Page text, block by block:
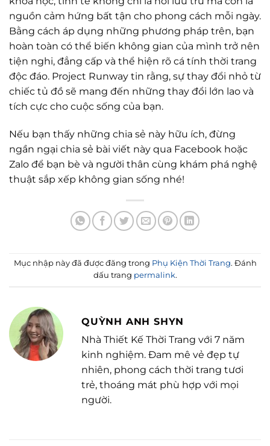
nguồn cảm hứng bất tận cho phong cách mỗi ngày.
Bằng cách áp dụng những phương pháp trên, bạn
hoàn toàn có thể biến không gian của mình trở nên
tiện nghi, đẳng cấp và thể hiện rõ cá tính thời trang
độc đáo. Project Runway tin rằng, sự thay đổi nhỏ từ
chiếc tủ đồ sẽ mang đến những thay đổi lớn lao và
tích cực cho cuộc sống của bạn.
Nếu bạn thấy những chia sẻ này hữu ích, đừng
ngần ngại chia sẻ bài viết này qua Facebook hoặc
Zalo để bạn bè và người thân cùng khám phá nghệ
thuật sắp xếp không gian sống nhé!
Mục nhập này đã được đăng trong Phụ Kiện Thời Trang. Đánh
dấu trang permalink.
QUỲNH ANH SHYN
Nhà Thiết Kế Thời Trang với 7 năm
kinh nghiệm. Đam mê vẻ đẹp tự
nhiên, phong cách thời trang tươi
trẻ, thoáng mát phù hợp với mọi
người.